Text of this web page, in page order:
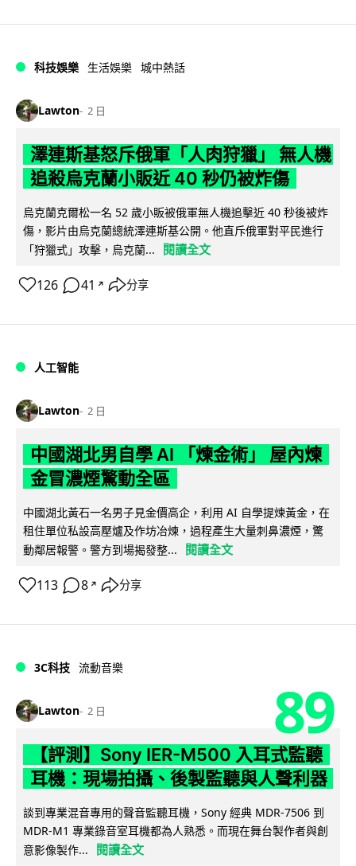
科技娛樂 生活娛樂 城中熱話
Lawton 2 日
澤連斯基怒斥俄軍「人肉狩獵」 無人機
追殺烏克蘭小販近 40 秒仍被炸傷
烏克蘭克爾松一名 52 歲小販被俄軍無人機追擊近 40 秒後被炸
傷，影片由烏克蘭總統澤連斯基公開。他直斥俄軍對平民進行
「狩獵式」攻擊，烏克蘭...
閱讀全文
126 41 ↗ 分享
人工智能
Lawton 2 日
中國湖北男自學 AI 「煉金術」 屋內煉
金冒濃煙驚動全區
中國湖北黃石一名男子見金價高企，利用 AI 自學提煉黃金，在
租住單位私設高壓爐及作坊冶煉，過程產生大量刺鼻濃煙，驚
動鄰居報警。警方到場揭發整...
閱讀全文
113 8 ↗ 分享
3C科技 流動音樂
Lawton 2 日 89
【評測】Sony IER-M500 入耳式監聽
耳機：現場拍攝、後製監聽與人聲利器
談到專業混音專用的聲音監聽耳機，Sony 經典 MDR-7506 到
MDR-M1 專業錄音室耳機都為人熟悉。而現在舞台製作者與創
意影像製作...
閱讀全文